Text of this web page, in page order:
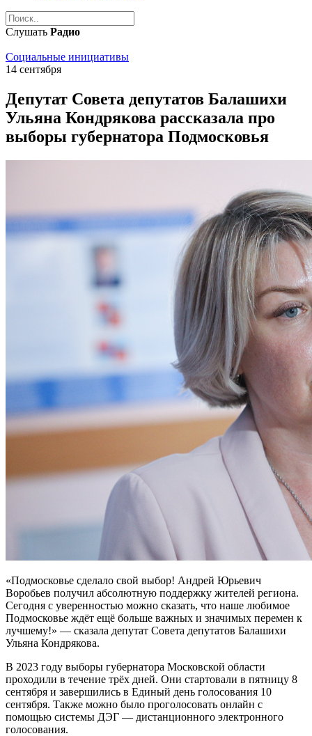
Слушать Радио
Социальные инициативы
14 сентября
Депутат Совета депутатов Балашихи
Ульяна Кондрякова рассказала про
выборы губернатора Подмосковья
«Подмосковье сделало свой выбор! Андрей Юрьевич
Воробьев получил абсолютную поддержку жителей региона.
Сегодня с уверенностью можно сказать, что наше любимое
Подмосковье ждёт ещё больше важных и значимых перемен к
лучшему!» — сказала депутат Совета депутатов Балашихи
Ульяна Кондрякова.
В 2023 году выборы губернатора Московской области
проходили в течение трёх дней. Они стартовали в пятницу 8
сентября и завершились в Единый день голосования 10
сентября. Также можно было проголосовать онлайн с
помощью системы ДЭГ — дистанционного электронного
голосования.